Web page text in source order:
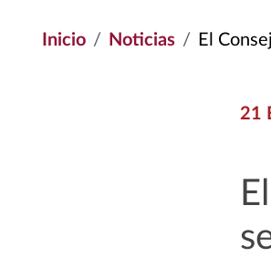
Inicio Noticias El Consejo
21